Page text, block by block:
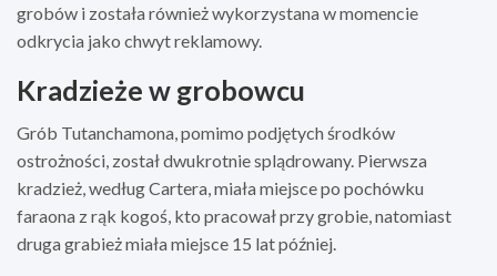
grobów i została również wykorzystana w momencie
odkrycia jako chwyt reklamowy.
Kradzieże w grobowcu
Grób Tutanchamona, pomimo podjętych środków
ostrożności, został dwukrotnie splądrowany. Pierwsza
kradzież, według Cartera, miała miejsce po pochówku
faraona z rąk kogoś, kto pracował przy grobie, natomiast
druga grabież miała miejsce 15 lat później.